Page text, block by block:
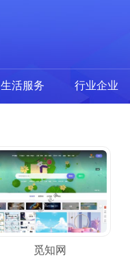
生活服务 行业企业
觅知网